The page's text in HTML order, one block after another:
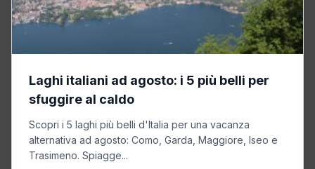
Laghi italiani ad agosto: i 5 più belli per
sfuggire al caldo
Scopri i 5 laghi più belli d'Italia per una vacanza
alternativa ad agosto: Como, Garda, Maggiore, Iseo e
Trasimeno. Spiagge...